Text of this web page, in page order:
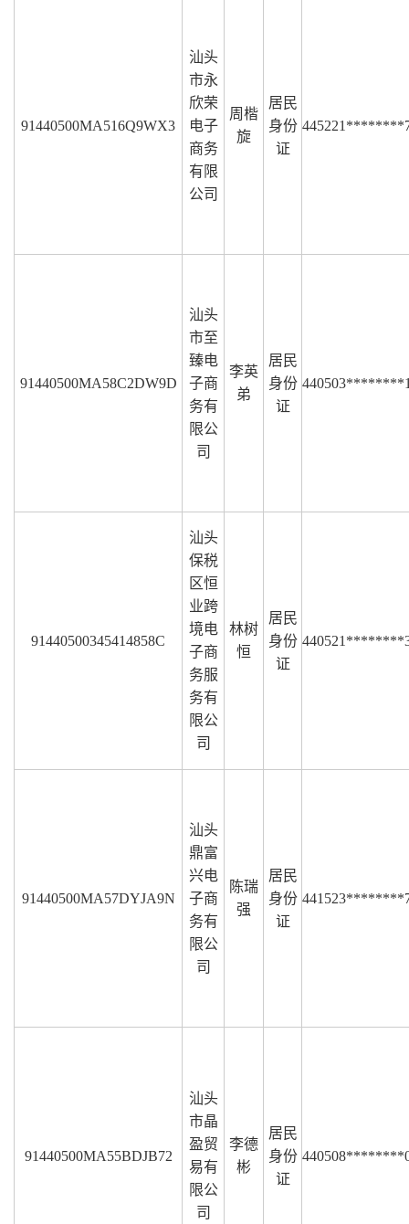
91440500MA516Q9WX3
汕头
市永
欣荣
电子
商务
有限
公司
周楷
旋
居民
身份
证
91440500MA58C2DW9D
汕头
市至
臻电
子商
务有
限公
司
李英
弟
居民
身份
证
91440500345414858C
汕头
保税
区恒
业跨
境电
子商
务服
务有
限公
司
林树
恒
居民
身份
证
91440500MA57DYJA9N
汕头
鼎富
兴电
子商
务有
限公
司
陈瑞
强
居民
身份
证
91440500MA55BDJB72
汕头
市晶
盈贸
易有
限公
司
李德
彬
居民
身份
证